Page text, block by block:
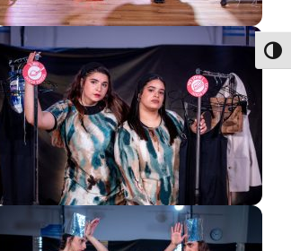
הפעל/כבה ניגודיות גבוהה